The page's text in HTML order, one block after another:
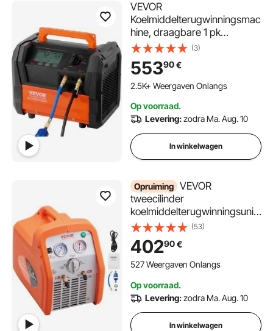
VEVOR
Koelmiddelterugwinningsmac
hine, draagbare 1 pk
airconditioningterugwinnings
machine met dubbele cilinder
en borstelloze motor van
3000 tpm, gereedschap
koelmiddel voor auto's,
airconditioners en
huishoudelijke HVAC-
systemen.
(3)
55390€
2.5K+ Weergaven Onlangs
Op voorraad.
Levering:zodra Ma. Aug. 10
In winkelwagen
Opruiming VEVOR
tweecilinder
koelmiddelterugwinningsunit,
1 pk
koelmiddelterugwinningsmac
hine 220-240 V, 7,7 lbs/min
koelmiddelpompstation
(53)
40290€
527 Weergaven Onlangs
Op voorraad.
Levering:zodra Ma. Aug. 10
In winkelwagen